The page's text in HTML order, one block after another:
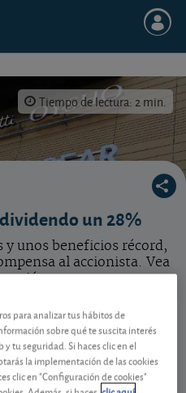
Tiempo de lectura: 2 min.
un 28%
y unos beneficios récord,
al accionista. Vea
acción.
58,66 EUR
-0,14 EUR (-0,24 %)
Ver detalladamente
para analizar tus hábitos de
sobre qué te suscita interés
tu seguridad. Si haces clic en el
la implementación de las cookies
clic en "Configuración de cookies"